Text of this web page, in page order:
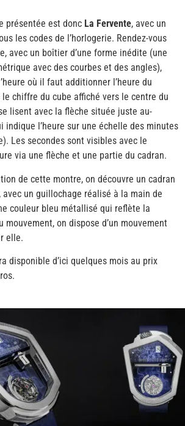
présentée est donc La Fervente, avec un
les codes de l’horlogerie. Rendez-vous
avec un boîtier d’une forme inédite (une
avec des courbes et des angles),
où il faut additionner l’heure du
chiffre du cube affiché vers le centre du
lisent avec la flèche située juste au-
indique l’heure sur une échelle des minutes
Les secondes sont visibles avec le
via une flèche et une partie du cadran.
de cette montre, on découvre un cadran
un guillochage réalisé à la main de
couleur bleu métallisé qui reflète la
mouvement, on dispose d’un mouvement
elle.
disponible d’ici quelques mois au prix